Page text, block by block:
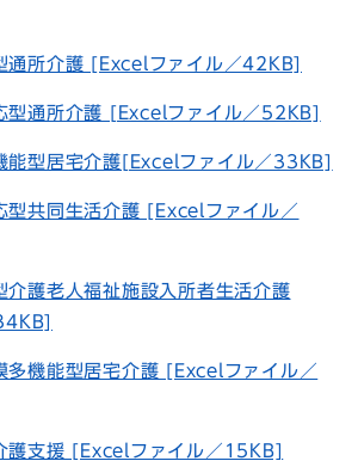
通所介護 [Excelファイル／42KB]
型通所介護 [Excelファイル／52KB]
能型居宅介護[Excelファイル／33KB]
型共同生活介護 [Excelファイル／
介護老人福祉施設入所者生活介護
多機能型居宅介護 [Excelファイル／
護支援 [Excelファイル／15KB]